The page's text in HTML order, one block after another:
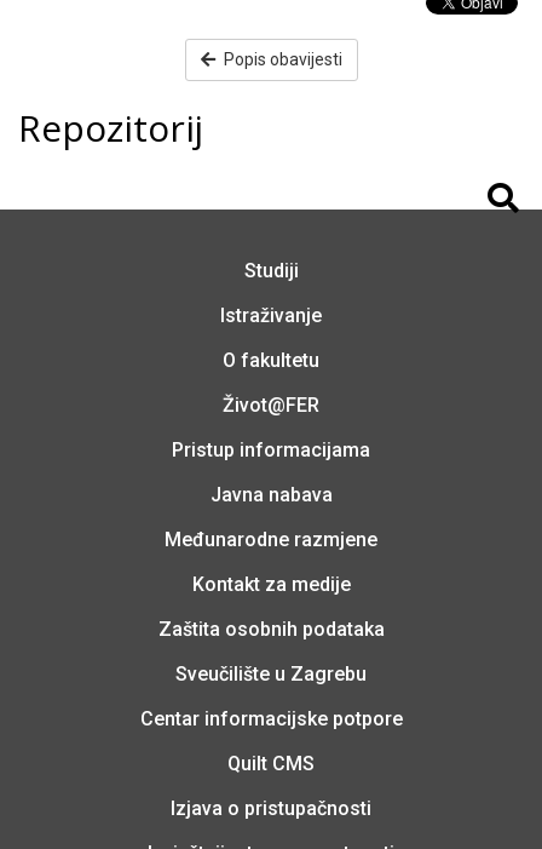
Popis obavijesti
Repozitorij

Studiji
Istraživanje
O fakultetu
Život@FER
Pristup informacijama
Javna nabava
Međunarodne razmjene
Kontakt za medije
Zaštita osobnih podataka
Sveučilište u Zagrebu
Centar informacijske potpore
Quilt CMS
Izjava o pristupačnosti